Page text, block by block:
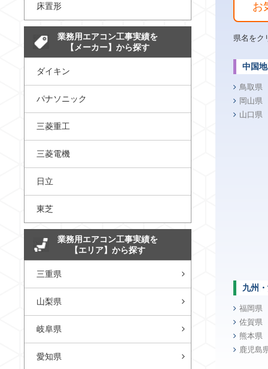
お
県名をク
中国
鳥取県
岡山県
山口県
九州
福岡県
佐賀県
熊本県
鹿児島
床置形
業務用エアコン工事実績を
【メーカー】から探す
ダイキン
パナソニック
三菱重工
三菱電機
日立
東芝
業務用エアコン工事実績を
【エリア】から探す
三重県
山梨県
岐阜県
愛知県